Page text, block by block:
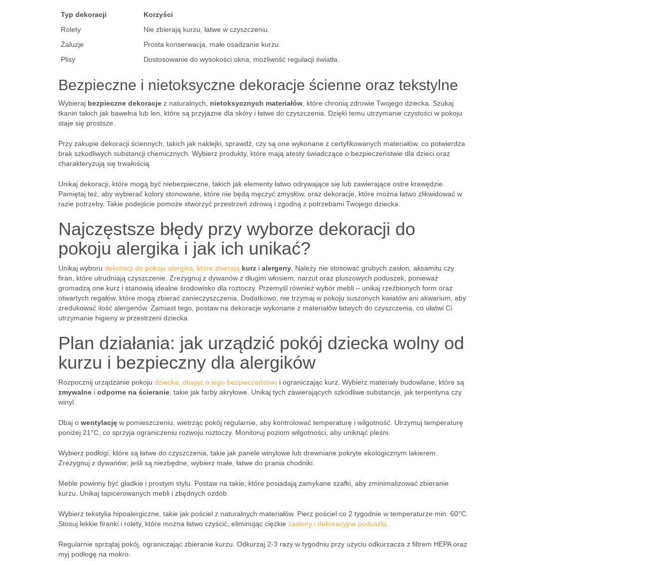
Typ dekoracji
Korzyści
Rolety
Nie zbierają kurzu, łatwe w czyszczeniu.
Żaluzje
Prosta konserwacja, małe osadzanie kurzu.
Plisy
Dostosowanie do wysokości okna, możliwość regulacji światła.
Bezpieczne i nietoksyczne dekoracje ścienne oraz tekstylne
Wybieraj bezpieczne dekoracje z naturalnych, nietoksycznych materiałów , które chronią zdrowie Twojego dziecka. Szukaj
tkanin takich jak bawełna lub len, które są przyjazne dla skóry i łatwe do czyszczenia. Dzięki temu utrzymanie czystości w pokoju
staje się prostsze.
Przy zakupie dekoracji ściennych, takich jak naklejki, sprawdź, czy są one wykonane z certyfikowanych materiałów, co potwierdza
brak szkodliwych substancji chemicznych. Wybierz produkty, które mają atesty świadczące o bezpieczeństwie dla dzieci oraz
charakteryzują się trwałością.
Unikaj dekoracji, które mogą być niebezpieczne, takich jak elementy łatwo odrywające się lub zawierające ostre krawędzie.
Pamiętaj też, aby wybierać kolory stonowane, które nie będą męczyć zmysłów, oraz dekoracje, które można łatwo zlikwidować w
razie potrzeby. Takie podejście pomoże stworzyć przestrzeń zdrową i zgodną z potrzebami Twojego dziecka.
Najczęstsze błędy przy wyborze dekoracji do
pokoju alergika i jak ich unikać?
Unikaj wyboru dekoracji do pokoju alergika, które zbierają kurz i alergeny . Należy nie stosować grubych zasłon, aksamitu czy
firan, które utrudniają czyszczenie. Zrezygnuj z dywanów z długim włosiem, narzut oraz pluszowych poduszek, ponieważ
gromadzą one kurz i stanowią idealne środowisko dla roztoczy. Przemyśl również wybór mebli – unikaj rzeźbionych form oraz
otwartych regałów, które mogą zbierać zanieczyszczenia. Dodatkowo, nie trzymaj w pokoju suszonych kwiatów ani akwarium, aby
zredukować ilość alergenów. Zamiast tego, postaw na dekoracje wykonane z materiałów łatwych do czyszczenia, co ułatwi Ci
utrzymanie higieny w przestrzeni dziecka.
Plan działania: jak urządzić pokój dziecka wolny od
kurzu i bezpieczny dla alergików
Rozpocznij urządzanie pokoju dziecka, dbając o jego bezpieczeństwo i ograniczając kurz. Wybierz materiały budowlane, które są
zmywalne i odporne na ścieranie , takie jak farby akrylowe. Unikaj tych zawierających szkodliwe substancje, jak terpentyna czy
winyl.
Dbaj o wentylację w pomieszczeniu, wietrząc pokój regularnie, aby kontrolować temperaturę i wilgotność. Utrzymuj temperaturę
poniżej 21°C, co sprzyja ograniczeniu rozwoju roztoczy. Monitoruj poziom wilgotności, aby uniknąć pleśni.
Wybierz podłogi, które są łatwe do czyszczenia, takie jak panele winylowe lub drewniane pokryte ekologicznym lakierem.
Zrezygnuj z dywanów; jeśli są niezbędne, wybierz małe, łatwe do prania chodniki.
Meble powinny być gładkie i prostym stylu. Postaw na takie, które posiadają zamykane szafki, aby zminimalizować zbieranie
kurzu. Unikaj tapicerowanych mebli i zbędnych ozdób.
Wybierz tekstylia hipoalergiczne, takie jak pościel z naturalnych materiałów. Pierz pościel co 2 tygodnie w temperaturze min. 60°C.
Stosuj lekkie firanki i rolety, które można łatwo czyścić, eliminując ciężkie zasłony i dekoracyjne poduszki
Regularnie sprzątaj pokój, ograniczając zbieranie kurzu. Odkurzaj 2-3 razy w tygodniu przy użyciu odkurzacza z filtrem HEPA oraz
myj podłogę na mokro.